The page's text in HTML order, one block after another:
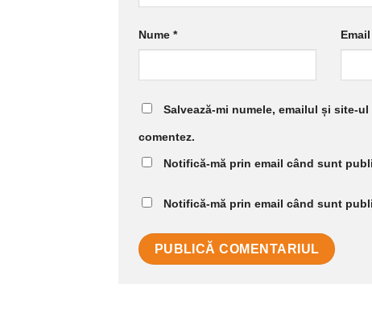
Nume * Email
Salvează-mi numele, emailul și site-
comentez.
Notifică-mă prin email când sunt
Notifică-mă prin email când sunt